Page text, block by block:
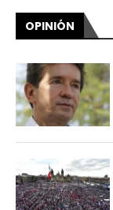
OPINIÓN